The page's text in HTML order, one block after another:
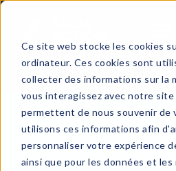
Ce site web stocke les cookies
ordinateur. Ces cookies sont
collecter des informations sur la
vous interagissez avec notre
permettent de nous souvenir de
utilisons ces informations afin
personnaliser votre expérience
ainsi que pour les données et
Posted By: AquaAction